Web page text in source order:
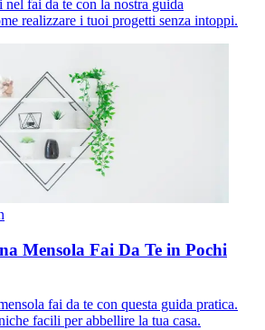
fai da te con la nostra guida
realizzare i tuoi progetti senza intoppi.
Mensola Fai Da Te in Pochi
fai da te con questa guida pratica.
facili per abbellire la tua casa.